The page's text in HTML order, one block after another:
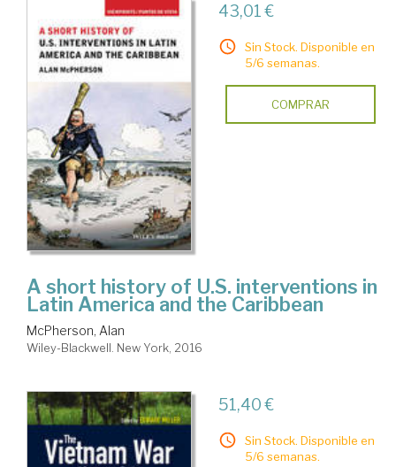
43,01 €
Sin Stock. Disponible en
5/6 semanas.
COMPRAR
A short history of U.S. interventions in
Latin America and the Caribbean
McPherson, Alan
Wiley-Blackwell. New York, 2016
51,40 €
Sin Stock. Disponible en
5/6 semanas.